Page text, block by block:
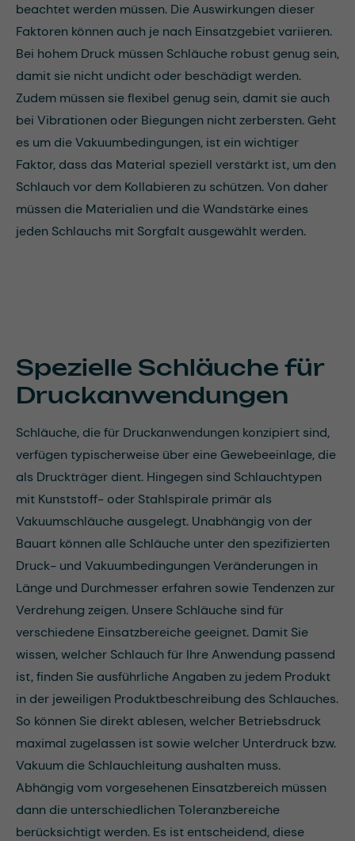
beachtet werden müssen. Die Auswirkungen dieser
Faktoren können auch je nach Einsatzgebiet variieren.
Bei hohem Druck müssen Schläuche robust genug sein,
damit sie nicht undicht oder beschädigt werden.
Zudem müssen sie flexibel genug sein, damit sie auch
bei Vibrationen oder Biegungen nicht zerbersten. Geht
es um die Vakuumbedingungen, ist ein wichtiger
Faktor, dass das Material speziell verstärkt ist, um den
Schlauch vor dem Kollabieren zu schützen. Von daher
müssen die Materialien und die Wandstärke eines
jeden Schlauchs mit Sorgfalt ausgewählt werden.
Spezielle Schläuche für
Druckanwendungen
Schläuche, die für Druckanwendungen konzipiert sind,
verfügen typischerweise über eine Gewebeeinlage, die
als Druckträger dient. Hingegen sind Schlauchtypen
mit Kunststoff- oder Stahlspirale primär als
Vakuumschläuche ausgelegt. Unabhängig von der
Bauart können alle Schläuche unter den spezifizierten
Druck- und Vakuumbedingungen Veränderungen in
Länge und Durchmesser erfahren sowie Tendenzen zur
Verdrehung zeigen. Unsere Schläuche sind für
verschiedene Einsatzbereiche geeignet. Damit Sie
wissen, welcher Schlauch für Ihre Anwendung passend
ist, finden Sie ausführliche Angaben zu jedem Produkt
in der jeweiligen Produktbeschreibung des Schlauches.
So können Sie direkt ablesen, welcher Betriebsdruck
maximal zugelassen ist sowie welcher Unterdruck bzw.
Vakuum die Schlauchleitung aushalten muss.
Abhängig vom vorgesehenen Einsatzbereich müssen
dann die unterschiedlichen Toleranzbereiche
berücksichtigt werden. Es ist entscheidend, diese